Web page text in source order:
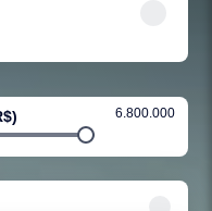
6.800.000